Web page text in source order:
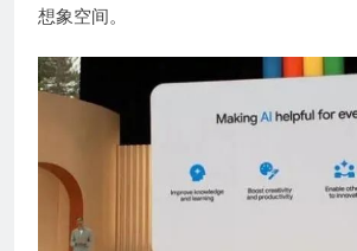
想象空间。